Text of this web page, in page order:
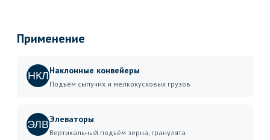
Применение
НКЛНаклонные конвейеры
Подъём сыпучих и мелкокусковых грузов
ЭЛВЭлеваторы
Вертикальный подъём зерна, гранулята